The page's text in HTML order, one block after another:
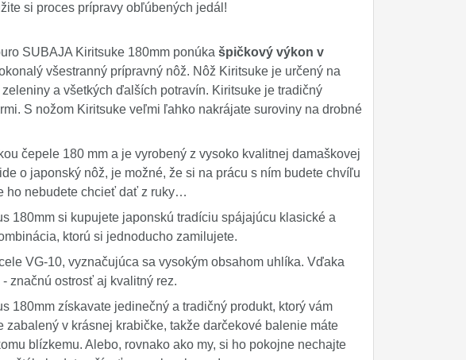
si proces prípravy obľúbených jedál!
SUBAJA Kiritsuke 180mm ponúka špičkový výkon v
všestranný prípravný nôž. Nôž Kiritsuke je určený na
a všetkých ďalších potravín. Kiritsuke je tradičný
S nožom Kiritsuke veľmi ľahko nakrájate suroviny na drobné
čepele 180 mm a je vyrobený z vysoko kvalitnej damaškovej
o japonský nôž, je možné, že si na prácu s ním budete chvíľu
ho nebudete chcieť dať z ruky…
180mm si kupujete japonskú tradíciu spájajúcu klasické a
ktorú si jednoducho zamilujete.
VG-10, vyznačujúca sa vysokým obsahom uhlíka. Vďaka
značnú ostrosť aj kvalitný rez.
180mm získavate jedinečný a tradičný produkt, ktorý vám
v krásnej krabičke, takže darčekové balenie máte
blízkemu. Alebo, rovnako ako my, si ho pokojne nechajte